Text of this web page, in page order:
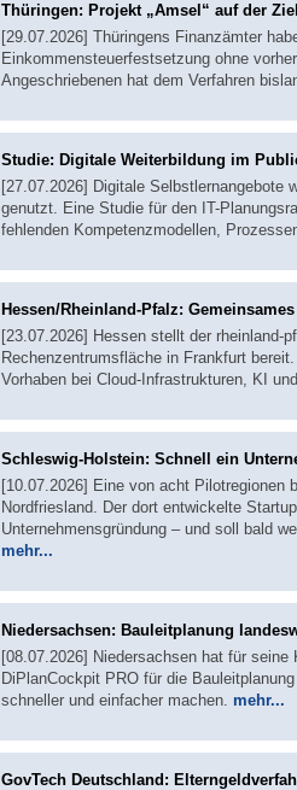
Thüringen: Projekt „Amsel“ auf der
[29.07.2026] Thüringens Finanzämter
Einkommensteuerfestsetzung ohne
Angeschriebenen hat dem Verfahren
Studie: Digitale Weiterbildung im
[27.07.2026] Digitale
genutzt. Eine Studie für den IT-
fehlenden Kompetenzmodellen,
Hessen/Rheinland-Pfalz:
[23.07.2026] Hessen stellt der rheinland-
Rechenzentrumsfläche in Frankfurt
Vorhaben bei Cloud-Infrastrukturen, KI
Schleswig-Holstein: Schnell ein
[10.07.2026] Eine von acht Pilotregionen
Nordfriesland. Der dort entwickelte
Unternehmensgründung – und soll bald
mehr...
Niedersachsen: Bauleitplanung
[08.07.2026] Niedersachsen hat für
DiPlanCockpit PRO für die
schneller und einfacher machen. mehr...
GovTech Deutschland: